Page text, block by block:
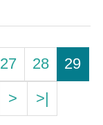
27 28
29
> >|